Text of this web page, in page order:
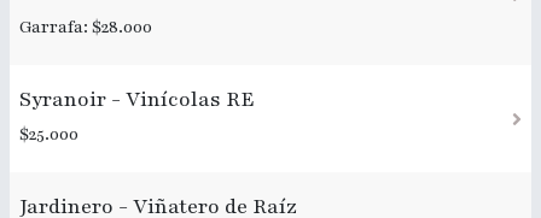
Garrafa: $28.000
Syranoir - Vinícolas RE
$25.000
Jardinero - Viñatero de Raíz